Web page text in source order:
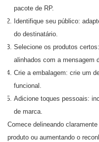
pacote de RP.
Identifique seu público:
do destinatário.
Selecione os produtos
alinhados com a mensagem
Crie a embalagem: crie um
funcional.
Adicione toques pessoais:
de marca.
Comece delineando
produto ou aumentando o